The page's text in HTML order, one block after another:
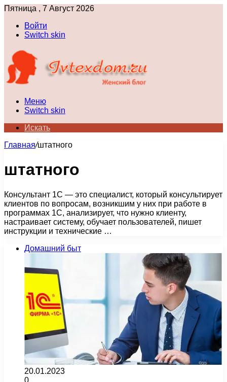
Пятница , 7 Август 2026
Войти
Switch skin
Меню
Switch skin
Искать
Главная/штатного
штатного
Консультант 1С — это специалист, который консультирует
клиентов по вопросам, возникшим у них при работе в
программах 1С, анализирует, что нужно клиенту,
настраивает систему, обучает пользователей, пишет
инструкции и технические …
Домашний быт
20.01.2023
0